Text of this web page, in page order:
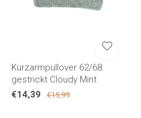
Kurzarmpullover 62/68
gestrickt Cloudy Mint
€14,39
€15,99